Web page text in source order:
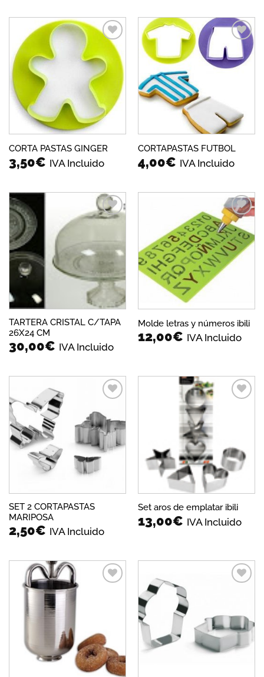
Añadir
a la
lista de
deseos
CORTA PASTAS GINGER
3,50€ IVA Incluido
Añadir
a la
lista de
CORTAPASTAS FUTBOL
4,00€ IVA Incluido
lista de
deseos
TARTERA CRISTAL C/TAPA
26X24 CM
30,00€ IVA Incluido
Añadir
a la
lista de
deseos
Molde letras y números ibili
12,00€ IVA Incluido
a la
lista de
deseos
SET 2 CORTAPASTAS
MARIPOSA
2,50€ IVA Incluido
Set aros de emplatar ibili
13,00€ IVA Incluido
deseos